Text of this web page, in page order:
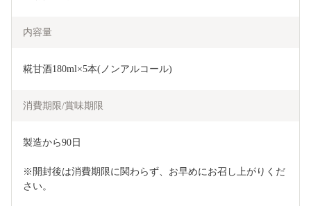
内容量
糀甘酒180ml×5本(ノンアルコール)
消費期限/賞味期限
製造から90日
※開封後は消費期限に関わらず、お早めにお召し上がりくだ
さい。